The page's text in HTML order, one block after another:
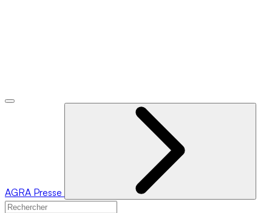
AGRA Presse